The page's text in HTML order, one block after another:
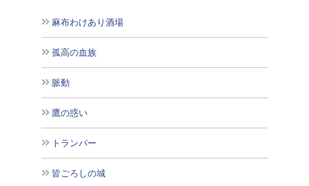
麻布わけあり酒場
孤高の血族
脈動
鷹の惑い
トランパー
皆ごろしの城